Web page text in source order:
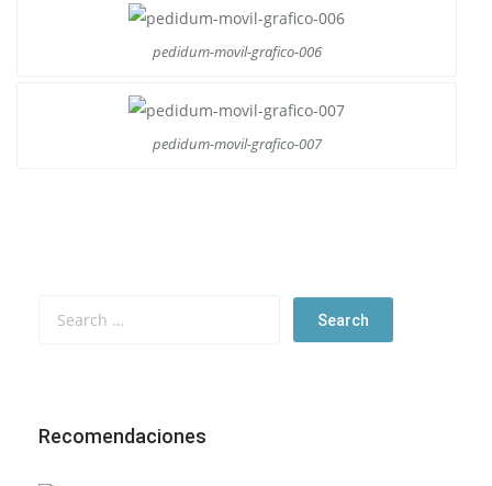
pedidum-movil-grafico-006
pedidum-movil-grafico-007
Recomendaciones